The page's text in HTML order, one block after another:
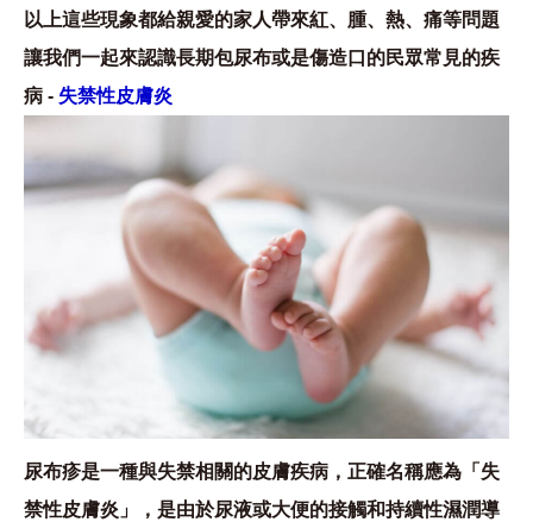
以上這些現象都給親愛的家人帶來紅、腫、熱、痛等問題
讓我們一起來認識長期包尿布或是傷造口的民眾常見的疾
病 - 失禁性皮膚炎
尿布疹是一種與失禁相關的皮膚疾病，正確名稱應為「失
禁性皮膚炎」，是由於尿液或大便的接觸和持續性濕潤導